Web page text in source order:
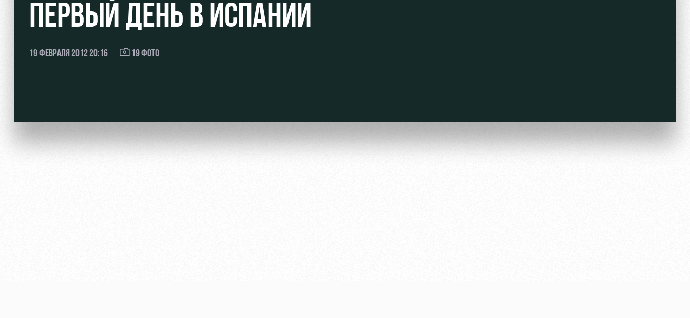
Локо-Лето
Академия
Как поступить
Банковская карта «Локомотив»
Заставки
Парковка
ПЕРВЫЙ ДЕНЬ В ИСПАНИИ
19 ФЕВРАЛЯ 2012 20:16 19 ФОТО